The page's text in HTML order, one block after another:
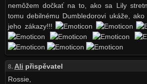
nemôžem dočkať na to, ako sa Lily
tomu debilnému Dumbledorovi ukáže,
jeho zákazy!!!
8. Ali přispěvatel
Rossie,